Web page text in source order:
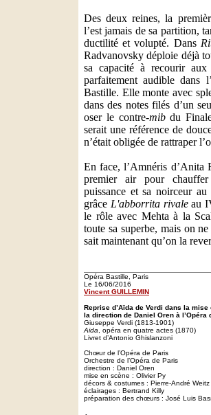
Des deux reines, la
l’est jamais de sa partition,
ductilité et volupté. Dans
Radvanovsky déploie déjà
sa capacité à recourir
parfaitement audible dans
Bastille. Elle monte avec
dans des notes filés d’un
oser le contre-mibdu
serait une référence de
n’était obligée de rattraper
En face, l’Amnéris d’Anita
premier air pour
puissance et sa noirceur
grâce L'abborrita rivaleau
le rôle avec Mehta à la
toute sa superbe, mais on
sait maintenant qu’on la
Opéra Bastille, Paris
Le 16/06/2016
Vincent GUILLEMIN
Reprise d’Aïda de Verdi dans la
la direction de Daniel Oren à l’Opéra
Giuseppe Verdi (1813-1901)
Aida , opéra en quatre actes (1870)
Livret d’Antonio Ghislanzoni
Chœur de l’Opéra de Paris
Orchestre de l’Opéra de Paris
direction : Daniel Oren
mise en scène : Olivier Py
décors & costumes : Pierre-André Weitz
éclairages : Bertrand Killy
préparation des chœurs : José Luis